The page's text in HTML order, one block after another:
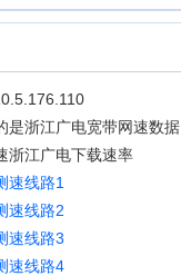
是浙江广电宽带网速数据
浙江广电下载速率
速线路1
速线路2
速线路3
速线路4